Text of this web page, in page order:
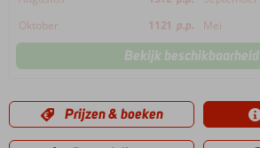
Oktober
1121 p.p. Mei
Bekijk beschikbaarheid
Prijzen & boeken